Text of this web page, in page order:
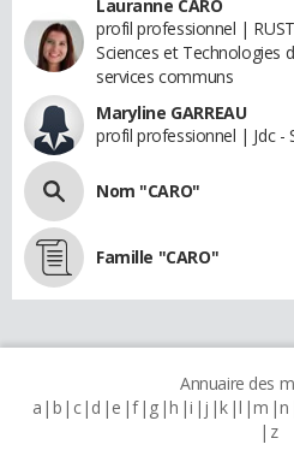
Lauranne CARO
profil professionnel |
Sciences et Technologies
services communs
Maryline GARREAU
profil professionnel | Jdc -
Nom "CARO"
Famille "CARO"
Annuaire des
a b c d e f g h i j k l m n
z